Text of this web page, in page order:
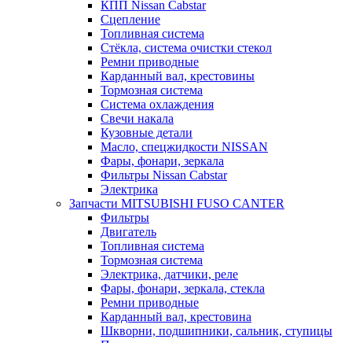
КПП Nissan Cabstar
Сцепление
Топливная система
Стёкла, система очистки стекол
Ремни приводные
Карданный вал, крестовины
Тормозная система
Система охлаждения
Свечи накала
Кузовные детали
Масло, спецжидкости NISSAN
Фары, фонари, зеркала
Фильтры Nissan Cabstar
Электрика
Запчасти MITSUBISHI FUSO CANTER
Фильтры
Двигатель
Топливная система
Тормозная система
Электрика, датчики, реле
Фары, фонари, зеркала, стекла
Ремни приводные
Карданный вал, крестовина
Шкворни, подшипники, сальник, ступицы